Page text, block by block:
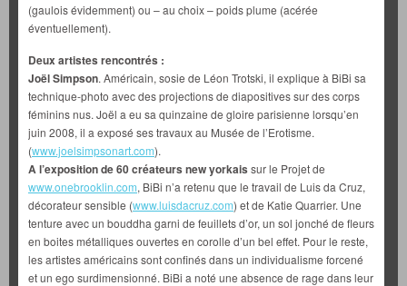
(gaulois évidemment) ou – au choix – poids plume (acérée
éventuellement).
Deux artistes rencontrés :
Joël Simpson. Américain, sosie de Léon Trotski, il explique à BiBi sa
technique-photo avec des projections de diapositives sur des corps
féminins nus. Joël a eu sa quinzaine de gloire parisienne lorsqu’en
juin 2008, il a exposé ses travaux au Musée de l’Erotisme.
(www.joelsimpsonart.com).
A l’exposition de 60 créateurs new yorkais sur le Projet de
www.onebrooklin.com, BiBi n’a retenu que le travail de Luis da Cruz,
décorateur sensible (www.luisdacruz.com) et de Katie Quarrier. Une
tenture avec un bouddha garni de feuillets d’or, un sol jonché de fleurs
en boites métalliques ouvertes en corolle d’un bel effet. Pour le reste,
les artistes américains sont confinés dans un individualisme forcené
et un ego surdimensionné. BiBi a noté une absence de rage dans leur